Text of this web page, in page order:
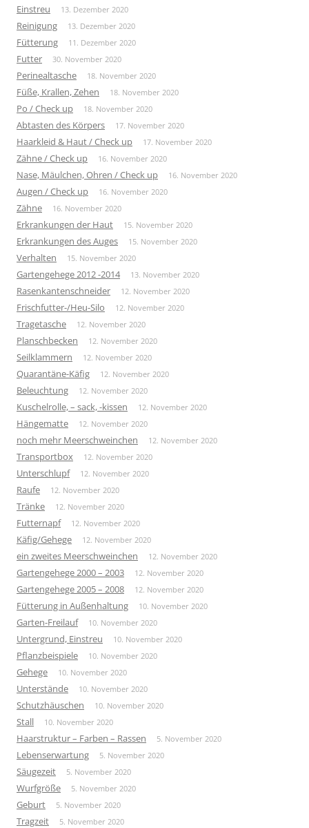
Einstreu 13. Dezember 2020
Reinigung 13. Dezember 2020
Fütterung 11. Dezember 2020
Futter 30. November 2020
Perinealtasche 18. November 2020
Füße, Krallen, Zehen 18. November 2020
Po / Check up 18. November 2020
Abtasten des Körpers 17. November 2020
Haarkleid & Haut / Check up 17. November 2020
Zähne / Check up 16. November 2020
Nase, Mäulchen, Ohren / Check up 16. November 2020
Augen / Check up 16. November 2020
Zähne 16. November 2020
Erkrankungen der Haut 15. November 2020
Erkrankungen des Auges 15. November 2020
Verhalten 15. November 2020
Gartengehege 2012 -2014 13. November 2020
Rasenkantenschneider 12. November 2020
Frischfutter-/Heu-Silo 12. November 2020
Tragetasche 12. November 2020
Planschbecken 12. November 2020
Seilklammern 12. November 2020
Quarantäne-Käfig 12. November 2020
Beleuchtung 12. November 2020
Kuschelrolle, – sack, -kissen 12. November 2020
Hängematte 12. November 2020
noch mehr Meerschweinchen 12. November 2020
Transportbox 12. November 2020
Unterschlupf 12. November 2020
Raufe 12. November 2020
Tränke 12. November 2020
Futternapf 12. November 2020
Käfig/Gehege 12. November 2020
ein zweites Meerschweinchen 12. November 2020
Gartengehege 2000 – 2003 12. November 2020
Gartengehege 2005 – 2008 12. November 2020
Fütterung in Außenhaltung 10. November 2020
Garten-Freilauf 10. November 2020
Untergrund, Einstreu 10. November 2020
Pflanzbeispiele 10. November 2020
Gehege 10. November 2020
Unterstände 10. November 2020
Schutzhäuschen 10. November 2020
Stall 10. November 2020
Haarstruktur – Farben – Rassen 5. November 2020
Lebenserwartung 5. November 2020
Säugezeit 5. November 2020
Wurfgröße 5. November 2020
Geburt 5. November 2020
Tragzeit 5. November 2020